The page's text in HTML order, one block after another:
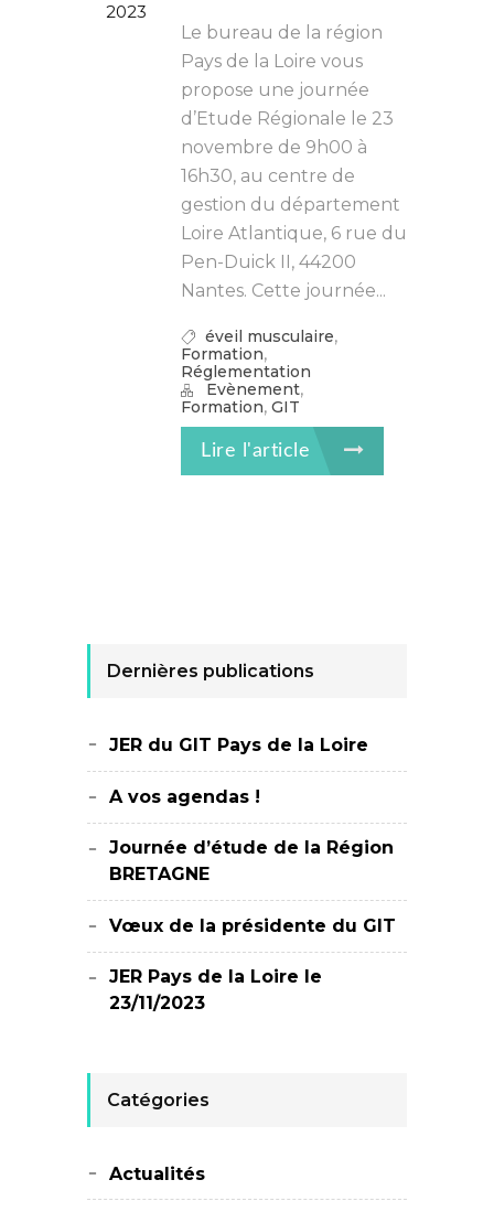
2023
Le bureau de la région
Pays de la Loire vous
propose une journée
d’Etude Régionale le 23
novembre de 9h00 à
16h30, au centre de
gestion du département
Loire Atlantique, 6 rue du
Pen-Duick II, 44200
Nantes. Cette journée...
éveil musculaire,
Formation,
Réglementation
Evènement,
Formation, GIT
Lire l'article
Dernières publications
JER du GIT Pays de la Loire
A vos agendas !
Journée d’étude de la Région
BRETAGNE
Vœux de la présidente du GIT
JER Pays de la Loire le
23/11/2023
Catégories
Actualités